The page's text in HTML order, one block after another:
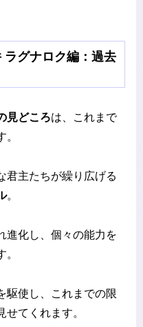
グナロク編：過去
見どころは、これまで
君主たちが繰り広げる
。
進化し、個々の能力を
駆使し、これまでの限
てくれます。